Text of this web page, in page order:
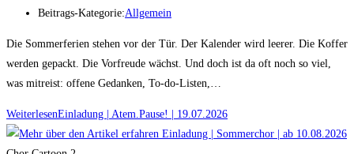
Beitrags-Kategorie:Allgemein
Die Sommerferien stehen vor der Tür. Der Kalender wird leerer. Die Koffer
werden gepackt. Die Vorfreude wächst. Und doch ist da oft noch so viel,
was mitreist: offene Gedanken, To-do-Listen,…
WeiterlesenEinladung | Atem.Pause! | 19.07.2026